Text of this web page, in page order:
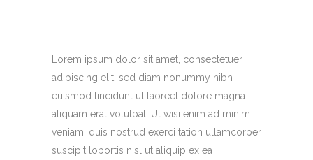
Lorem ipsum dolor sit amet, consectetuer
adipiscing elit, sed diam nonummy nibh
euismod tincidunt ut laoreet dolore magna
aliquam erat volutpat. Ut wisi enim ad minim
veniam, quis nostrud exerci tation ullamcorper
suscipit lobortis nisl ut aliquip ex ea